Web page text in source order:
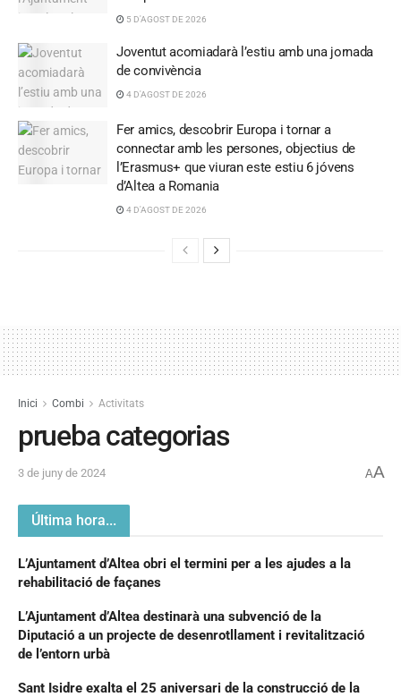
5 D'AGOST DE 2026
Joventut acomiadarà l’estiu amb una jornada
de convivència
4 D'AGOST DE 2026
Fer amics, descobrir Europa i tornar a
connectar amb les persones, objectius de
l’Erasmus+ que viuran este estiu 6 jóvens
d’Altea a Romania
4 D'AGOST DE 2026
Inici Combi Activitats
prueba categorias
3 de juny de 2024 AA
Última hora...
L’Ajuntament d’Altea obri el termini per a les ajudes a la
rehabilitació de façanes
L’Ajuntament d’Altea destinarà una subvenció de la
Diputació a un projecte de desenrotllament i revitalització
de l’entorn urbà
Sant Isidre exalta el 25 aniversari de la construcció de la